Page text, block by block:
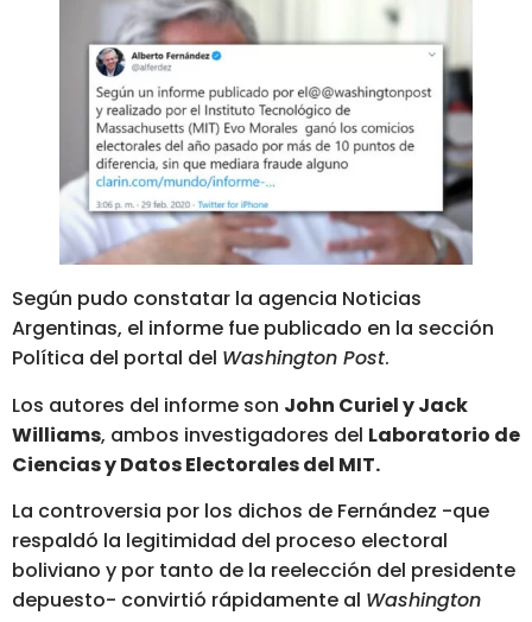
Según pudo constatar la agencia Noticias
Argentinas, el informe fue publicado en la sección
Política del portal del Washington Post.
Los autores del informe son John Curiel y Jack
Williams, ambos investigadores del Laboratorio de
Ciencias y Datos Electorales del MIT.
La controversia por los dichos de Fernández -que
respaldó la legitimidad del proceso electoral
boliviano y por tanto de la reelección del presidente
depuesto- convirtió rápidamente al Washington